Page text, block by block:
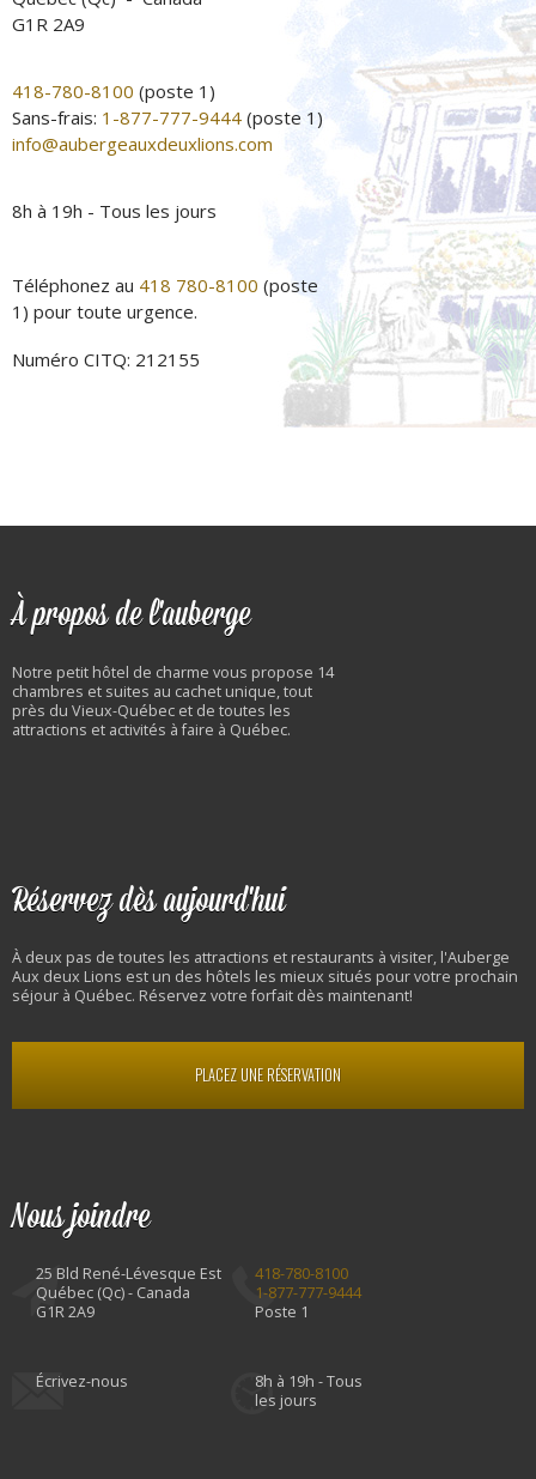
G1R 2A9
418-780-8100 (poste 1)
Sans-frais: 1-877-777-9444 (poste 1)
info@aubergeauxdeuxlions.com
8h à 19h - Tous les jours
Téléphonez au 418 780-8100 (poste
1) pour toute urgence.
Numéro CITQ: 212155
À propos de l'auberge
Notre petit hôtel de charme vous propose 14
chambres et suites au cachet unique, tout
près du Vieux-Québec et de toutes les
attractions et activités à faire à Québec.
Réservez dès aujourd'hui
À deux pas de toutes les attractions et restaurants à visiter, l'Auberge
Aux deux Lions est un des hôtels les mieux situés pour votre prochain
séjour à Québec. Réservez votre forfait dès maintenant!
PLACEZ UNE RÉSERVATION
Nous joindre
25 Bld René-Lévesque Est
Québec (Qc) - Canada
G1R 2A9
418-780-8100
1-877-777-9444
Poste 1
Écrivez-nous
8h à 19h - Tous
les jours